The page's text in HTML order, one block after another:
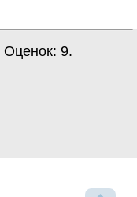
Оценок: 9.